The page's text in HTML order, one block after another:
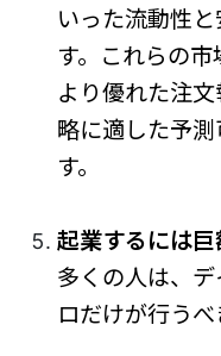
いった流動性
す。これらの市
より優れた注
略に適した予
す。
起業するには
多くの人は、
ロだけが行うべ